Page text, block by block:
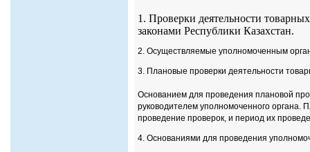
1. Проверки деятельности
законами Республики Казахстан.
2. Осуществляемые уполномоченным
3. Плановые проверки деятельности
Основанием для проведения плановой
руководителем уполномоченного органа.
проведение проверок, и период их
4. Основаниями для проведения